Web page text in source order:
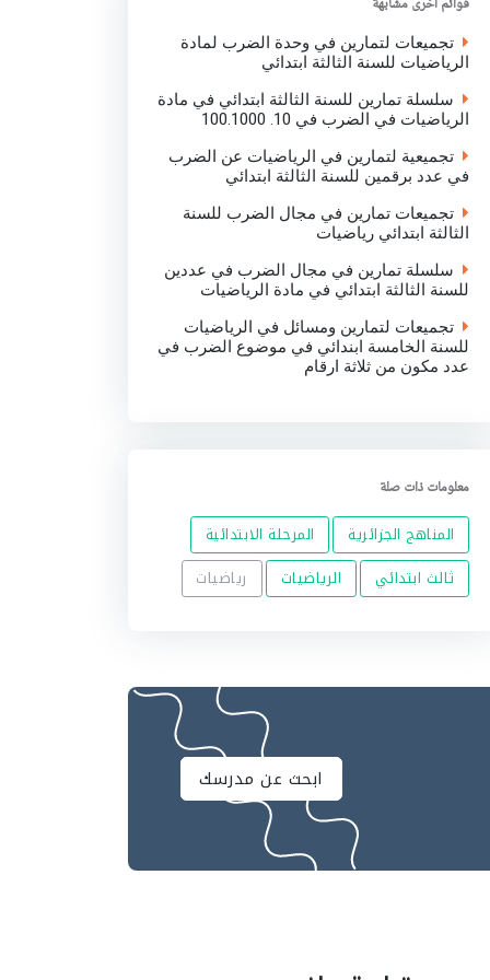
n
تجميعات لتمارين في وحدة الضرب لمادة
الرياضيات للسنة الثالثة ابتدائي
سلسلة تمارين للسنة الثالثة ابتدائي في مادة
الرياضيات في الضرب في 10. 100.1000
تجميعية لتمارين في الرياضيات عن الضرب
في عدد برقمين للسنة الثالثة ابتدائي
تجميعات تمارين في مجال الضرب للسنة
الثالثة ابتدائي رياضيات
سلسلة تمارين في مجال الضرب في عددين
للسنة الثالثة ابتدائي في مادة الرياضيات
تجميعات لتمارين ومسائل في الرياضيات
للسنة الخامسة ابندائي في موضوع الضرب في
عدد مكون من ثلاثة ارقام
معلومات ذات صلة
المناهج الجزائرية
المرحلة الابتدائية
ثالث ابتدائي
الرياضيات رياضيات
ابحث عن مدرسك